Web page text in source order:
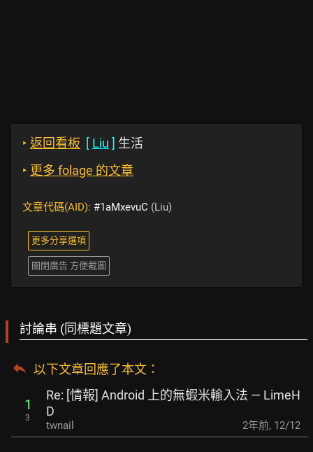
‣ 返回看板 [ Liu ] 生活
‣ 更多 folage 的文章
文章代碼(AID): #1aMxevuC (Liu)
更多分享選項
關閉廣告 方便截圖
討論串 (同標題文章)
以下文章回應了本文 ：
1
3
Re: [情報] Android 上的無蝦米輸入法 — LimeH
D
twnail 2年前, 12/12